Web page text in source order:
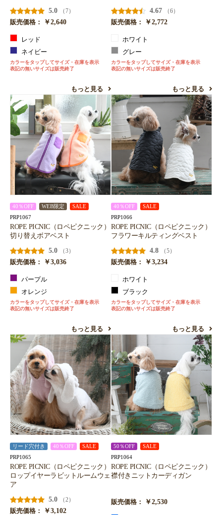
5.0
（7）
販売価格：
￥2,640
レッド
ネイビー
カラーをタップしてサイズ・在庫を表示
表記の無いサイズは販売終了
もっと見る
4.67
（6）
販売価格：
￥2,772
ホワイト
グレー
カラーをタップしてサイズ・在庫を表示
表記の無いサイズは販売終了
もっと見る
40％OFF WEB限定 SALE
PRP1067
ROPE PICNIC（ロペピクニック）
切り替えボアベスト
5.0
（3）
販売価格：
￥3,036
パープル
オレンジ
カラーをタップしてサイズ・在庫を表示
表記の無いサイズは販売終了
もっと見る
40％OFF SALE
PRP1066
ROPE PICNIC（ロペピクニック）
フラワーキルティングベスト
4.8
（5）
販売価格：
￥3,234
ホワイト
ブラック
カラーをタップしてサイズ・在庫を表示
表記の無いサイズは販売終了
もっと見る
リード穴付き 40％OFF SALE
PRP1065
ROPE PICNIC（ロペピクニック）
ロップイヤーラビットルームウェ
ア
5.0
（2）
販売価格：
￥3,102
50％OFF SALE
PRP1064
ROPE PICNIC（ロペピクニック）
襟付きニットカーディガン
販売価格： ￥2,530